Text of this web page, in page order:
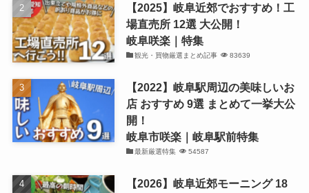
【2025】岐阜近郊でおすすめ！工
場直売所 12選 大公開！
岐阜咲楽｜特集
観光・買物厳選まとめ記事 83639
【2022】岐阜駅周辺の美味しいお
店 おすすめ 9選 まとめて一挙大公
開！
岐阜市咲楽｜岐阜駅前特集
最新厳選特集 54587
【2026】岐阜近郊モーニング 18